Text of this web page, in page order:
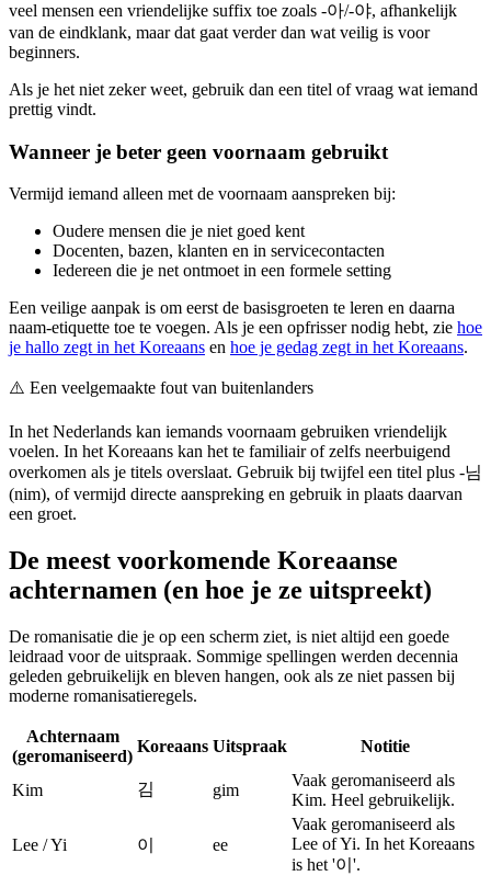
veel mensen een vriendelijke suffix toe zoals -아/-야, afhankelijk
van de eindklank, maar dat gaat verder dan wat veilig is voor
beginners.
Als je het niet zeker weet, gebruik dan een titel of vraag wat iemand
prettig vindt.
Wanneer je beter geen voornaam gebruikt
Vermijd iemand alleen met de voornaam aanspreken bij:
Oudere mensen die je niet goed kent
Docenten, bazen, klanten en in servicecontacten
Iedereen die je net ontmoet in een formele setting
Een veilige aanpak is om eerst de basisgroeten te leren en daarna
naam-etiquette toe te voegen. Als je een opfrisser nodig hebt, zie hoe
je hallo zegt in het Koreaans en hoe je gedag zegt in het Koreaans.
⚠️ Een veelgemaakte fout van buitenlanders
In het Nederlands kan iemands voornaam gebruiken vriendelijk
voelen. In het Koreaans kan het te familiair of zelfs neerbuigend
overkomen als je titels overslaat. Gebruik bij twijfel een titel plus -님
(nim), of vermijd directe aanspreking en gebruik in plaats daarvan
een groet.
De meest voorkomende Koreaanse
achternamen (en hoe je ze uitspreekt)
De romanisatie die je op een scherm ziet, is niet altijd een goede
leidraad voor de uitspraak. Sommige spellingen werden decennia
geleden gebruikelijk en bleven hangen, ook als ze niet passen bij
moderne romanisatieregels.
Achternaam
(geromaniseerd)
Koreaans Uitspraak Notitie
Kim 김 gim
Vaak geromaniseerd als
Kim. Heel gebruikelijk.
Lee / Yi 이 ee
Vaak geromaniseerd als
Lee of Yi. In het Koreaans
is het '이'.